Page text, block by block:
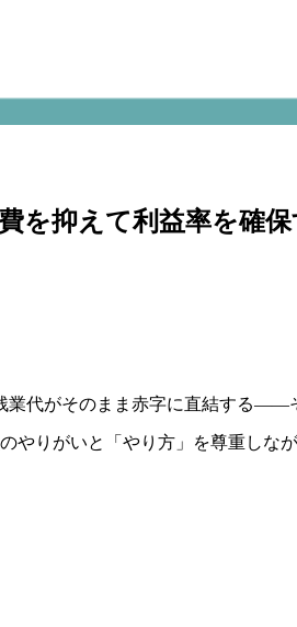
を抑えて利益率を確
業代がそのまま赤字に直結する――
やりがいと「やり方」を尊重しな